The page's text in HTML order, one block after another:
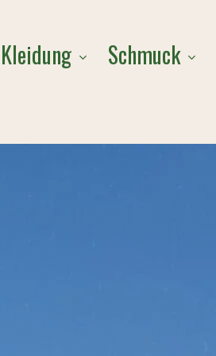
Kleidung Schmuck